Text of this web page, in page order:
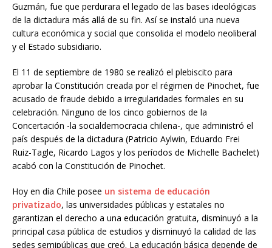
Guzmán, fue que perdurara el legado de las bases ideológicas
de la dictadura más allá de su fin. Así se instaló una nueva
cultura económica y social que consolida el modelo neoliberal
y el Estado subsidiario.
El 11 de septiembre de 1980 se realizó el plebiscito para
aprobar la Constitución creada por el régimen de Pinochet, fue
acusado de fraude debido a irregularidades formales en su
celebración. Ninguno de los cinco gobiernos de la
Concertación -la socialdemocracia chilena-, que administró el
país después de la dictadura (Patricio Aylwin, Eduardo Frei
Ruiz-Tagle, Ricardo Lagos y los períodos de Michelle Bachelet)
acabó con la Constitución de Pinochet.
Hoy en día Chile posee un sistema de educación
privatizado, las universidades públicas y estatales no
garantizan el derecho a una educación gratuita, disminuyó a la
principal casa pública de estudios y disminuyó la calidad de las
sedes semipúblicas que creó. La educación básica depende de